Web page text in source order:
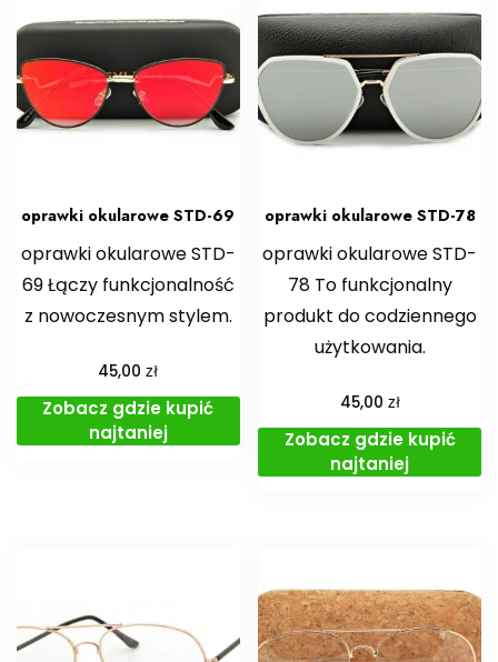
oprawki okularowe STD-69
oprawki okularowe STD-
69 Łączy funkcjonalność
z nowoczesnym stylem.
45,00zł
Zobacz gdzie kupić
najtaniej
oprawki okularowe STD-78
oprawki okularowe STD-
78 To funkcjonalny
produkt do codziennego
użytkowania.
45,00 zł
Zobacz gdzie kupić
najtaniej